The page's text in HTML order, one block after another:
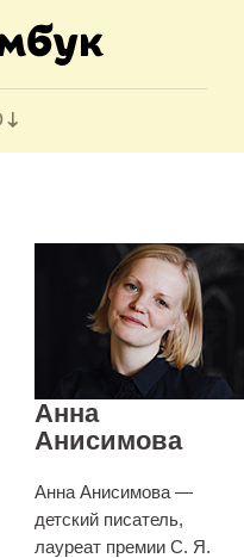
Анна
Анисимова
Анна Анисимова —
детский писатель,
лауреат премии С. Я.